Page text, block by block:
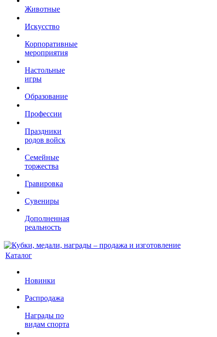
Животные
Искусство
Корпоративные
мероприятия
Настольные
игры
Образование
Профессии
Праздники
родов войск
Семейные
торжества
Гравировка
Сувениры
Дополненная
реальность
Каталог
Новинки
Распродажа
Награды по
видам спорта